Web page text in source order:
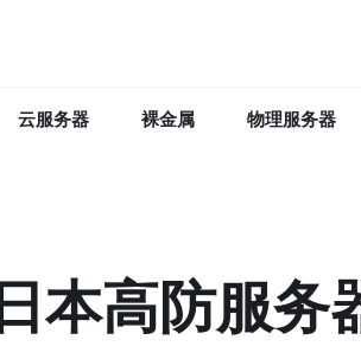
云服务器 裸金属 物理服务器
本高防服务